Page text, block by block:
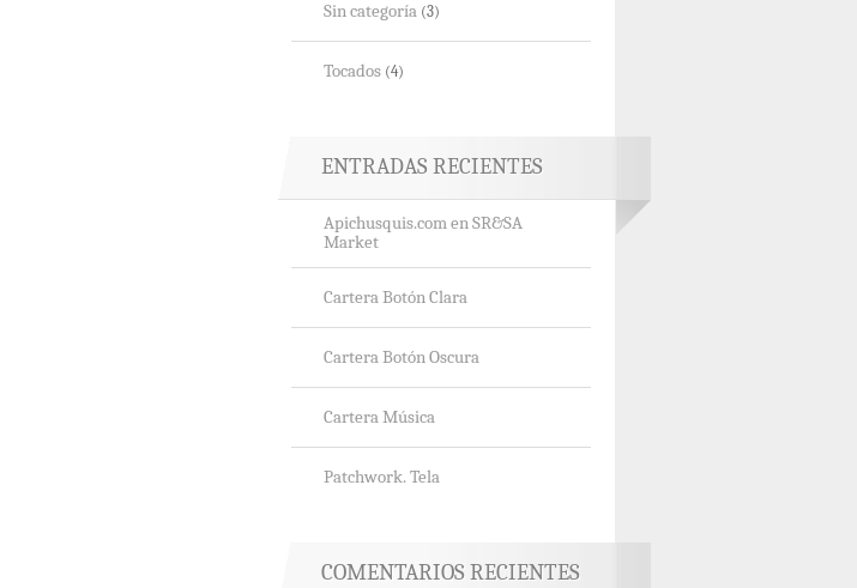
Sin categoría (3)
Tocados (4)
ENTRADAS RECIENTES
Apichusquis.com en SR&SA
Market
Cartera Botón Clara
Cartera Botón Oscura
Cartera Música
Patchwork. Tela
COMENTARIOS RECIENTES